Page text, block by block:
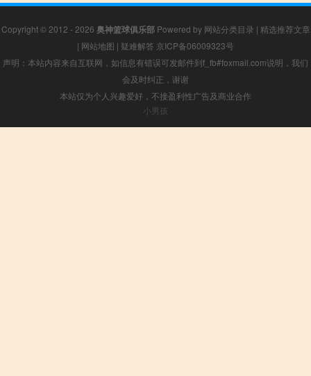
Copyright © 2012 - 2026 奥神篮球俱乐部Powered by 网站分类目录 | 精选推荐文章
| 网站地图 | 疑难解答 京ICP备06009323号
声明：本站内容来自互联网，如信息有错误可发邮件到f_fb#foxmail.com说明，我们
会及时纠正，谢谢
本站仅为个人兴趣爱好，不接盈利性广告及商业合作
小男孩